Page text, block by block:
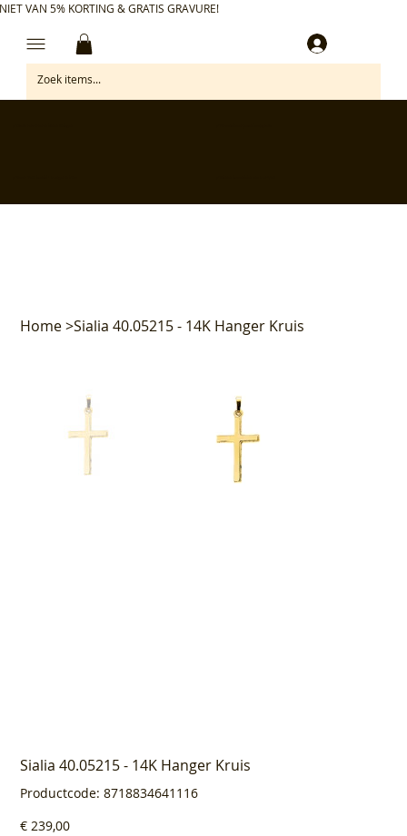
VAN 5% KORTING & GRATIS GRAVURE!
Home>Sialia 40.05215 - 14K Hanger Kruis
Sialia 40.05215 - 14K Hanger Kruis
Productcode: Productcode
8718834641116
8718834641116
Prijs
€ 239,00